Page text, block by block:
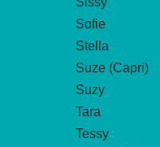
Sofie
Stella
Suze (Capri)
Suzy
Tara
Tessy